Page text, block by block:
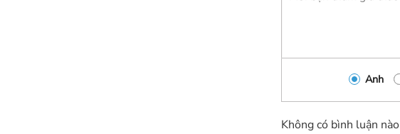
Anh
Không có bình luận nào